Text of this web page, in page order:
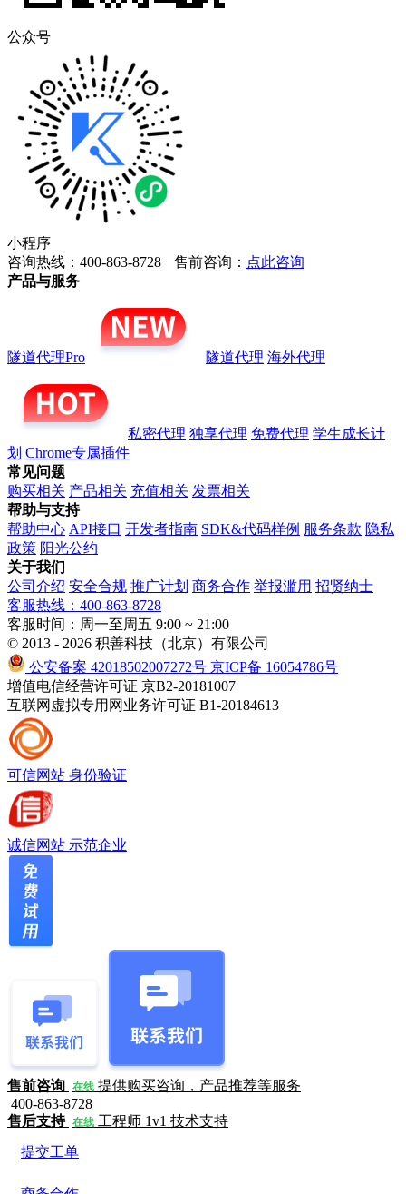
公众号
小程序
咨询热线：400-863-8728
售前咨询： 点此咨询
产品与服务
隧道代理Pro 隧道代理 海外代理
私密代理 独享代理 免费代理 学生成长计
划 Chrome专属插件
常见问题
购买相关 产品相关 充值相关 发票相关
帮助与支持
帮助中心 API接口 开发者指南 SDK&代码样例 服务条款 隐私
政策 阳光公约
关于我们
公司介绍 安全合规 推广计划 商务合作 举报滥用 招贤纳士
客服热线：400-863-8728
客服时间：周一至周五 9:00 ~ 21:00
© 2013 - 2026 积善科技（北京）有限公司
公安备案 42018502007272号 京ICP备 16054786号
增值电信经营许可证 京B2-20181007
互联网虚拟专用网业务许可证 B1-20184613
可信网站 身份验证
诚信网站 示范企业
售前咨询 在线 提供购买咨询，产品推荐等服务
400-863-8728
售后支持 在线 工程师 1v1 技术支持
提交工单